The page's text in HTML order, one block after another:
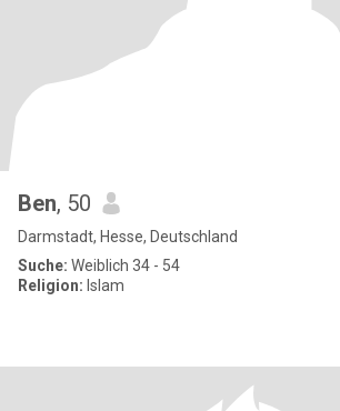
Ben, 50
Darmstadt, Hesse, Deutschland
Suche: Weiblich 34 - 54
Religion: Islam